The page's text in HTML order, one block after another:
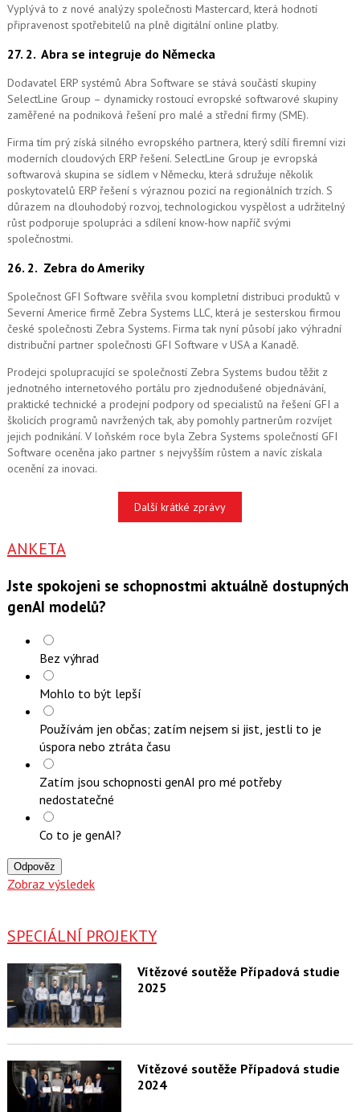
Vyplývá to z nové analýzy společnosti Mastercard, která hodnotí
připravenost spotřebitelů na plně digitální online platby.
27. 2. Abra se integruje do Německa
Dodavatel ERP systémů Abra Software se stává součástí skupiny
SelectLine Group – dynamicky rostoucí evropské softwarové skupiny
zaměřené na podniková řešení pro malé a střední firmy (SME).
Firma tím prý získá silného evropského partnera, který sdílí firemní vizi
moderních cloudových ERP řešení. SelectLine Group je evropská
softwarová skupina se sídlem v Německu, která sdružuje několik
poskytovatelů ERP řešení s výraznou pozicí na regionálních trzích. S
důrazem na dlouhodobý rozvoj, technologickou vyspělost a udržitelný
růst podporuje spolupráci a sdílení know-how napříč svými
společnostmi.
26. 2. Zebra do Ameriky
Společnost GFI Software svěřila svou kompletní distribuci produktů v
Severní Americe firmě Zebra Systems LLC, která je sesterskou firmou
české společnosti Zebra Systems. Firma tak nyní působí jako výhradní
distribuční partner společnosti GFI Software v USA a Kanadě.
Prodejci spolupracující se společností Zebra Systems budou těžit z
jednotného internetového portálu pro zjednodušené objednávání,
praktické technické a prodejní podpory od specialistů na řešení GFI a
školicích programů navržených tak, aby pomohly partnerům rozvíjet
jejich podnikání. V loňském roce byla Zebra Systems společností GFI
Software oceněna jako partner s nejvyšším růstem a navíc získala
ocenění za inovaci.
Další krátké zprávy
ANKETA
Jste spokojeni se schopnostmi aktuálně dostupných
genAI modelů?
Bez výhrad
Mohlo to být lepší
Používám jen občas; zatím nejsem si jist, jestli to je
úspora nebo ztráta času
Zatím jsou schopnosti genAI pro mé potřeby
nedostatečné
Co to je genAI?
Odpověz
Zobraz výsledek
SPECIÁLNÍ PROJEKTY
Vítězové soutěže Případová studie
2025
Vítězové soutěže Případová studie
2024